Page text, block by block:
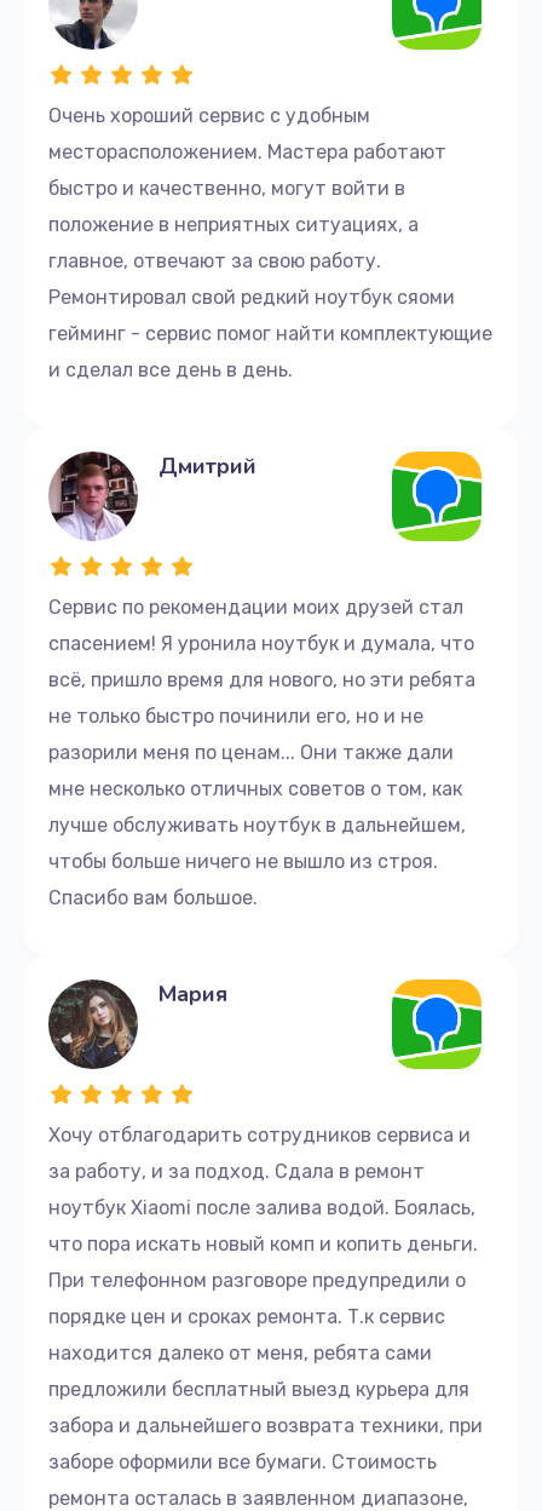
своевременно и эффективно выполнить ремонт.
При ремонте используются только оригинальные
запчасти DEXP. Вы можете быть уверены в том, что
и не вызовет никаких проблем в дальнейшем.
Сервис предлагает полную гарантию до 3-х лет на
все виды ремонта. Это означает, что мы устраним
Действует акция на заказ ремонта через сайт. Вы
получите скидку 20%
ноутбуком DEXP, отнесите его к нам, и пусть наши
опытные специалисты позаботятся о нем.
Позаботьтесь о своем ноутбуке.
Свяжитесь с нами и получите помощь.
Если вы заметили сбои в работе вашего
компьютера, не откладывайте ремонт, а как можно
скорее обратитесь к нам. Мы приведем ваш
компьютер в рабочее состояние.
сервисный центр по адресу улица Серпуховский
Вал, 21к4
нам и получите надежное обслуживание с
гарантией.
Очень хороший сервис с удобным
месторасположением. Мастера работают
быстро и качественно, могут войти в
положение в неприятных ситуациях, а
главное, отвечают за свою работу.
Ремонтировал свой редкий ноутбук сяоми
гейминг - сервис помог найти комплектующие
и сделал все день в день.
Сервис по рекомендации моих друзей стал
спасением! Я уронила ноутбук и думала, что
всё, пришло время для нового, но эти ребята
не только быстро починили его, но и не
разорили меня по ценам... Они также дали
мне несколько отличных советов о том, как
лучше обслуживать ноутбук в дальнейшем,
чтобы больше ничего не вышло из строя.
Спасибо вам большое.
Дмитрий
Хочу отблагодарить сотрудников сервиса и
за работу, и за подход. Сдала в ремонт
ноутбук Xiaomi после залива водой. Боялась,
что пора искать новый комп и копить деньги.
При телефонном разговоре предупредили о
порядке цен и сроках ремонта. Т.к сервис
находится далеко от меня, ребята сами
предложили бесплатный выезд курьера для
забора и дальнейшего возврата техники, при
заборе оформили все бумаги. Стоимость
ремонта осталась в заявленном диапазоне,
Мария